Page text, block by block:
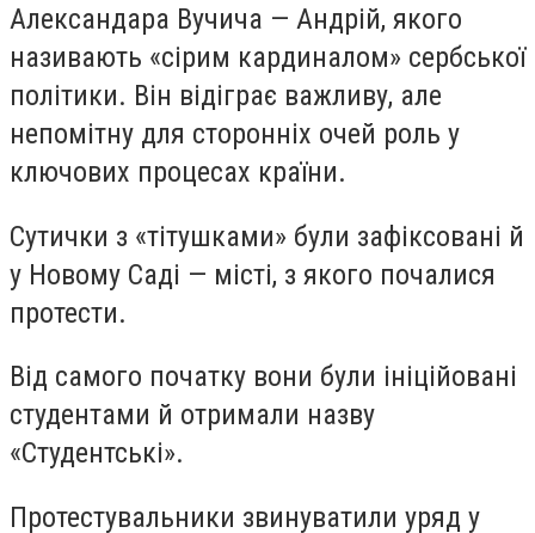
Александара Вучича — Андрій, якого
називають «сірим кардиналом» сербської
політики. Він відіграє важливу, але
непомітну для сторонніх очей роль у
ключових процесах країни.
Сутички з «тітушками» були зафіксовані й
у Новому Саді — місті, з якого почалися
протести.
Від самого початку вони були ініційовані
студентами й отримали назву
«Студентські».
Протестувальники звинуватили уряд у